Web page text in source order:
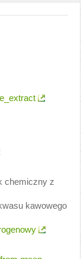
chemiczny z
kawowego